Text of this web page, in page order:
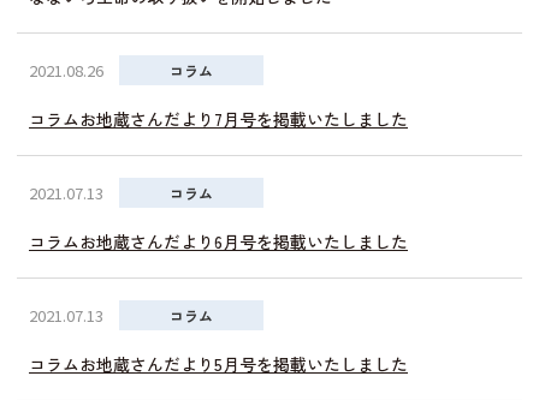
2021.08.26 コラム
コラムお地蔵さんだより7月号を掲載いたしました
2021.07.13 コラム
コラムお地蔵さんだより6月号を掲載いたしました
2021.07.13 コラム
コラムお地蔵さんだより5月号を掲載いたしました